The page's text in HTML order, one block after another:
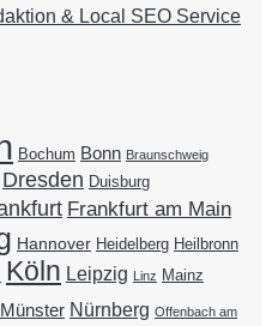
& Local SEO Service
Bochum Bonn Braunschweig
Dresden Duisburg
Frankfurt am Main
Hannover Heidelberg Heilbronn
Köln Leipzig Linz Mainz
Münster Nürnberg Offenbach am